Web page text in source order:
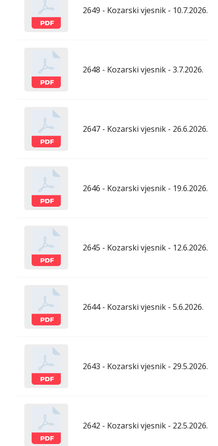
2649 - Kozarski vjesnik - 10.7.2026.
2648 - Kozarski vjesnik - 3.7.2026.
2647 - Kozarski vjesnik - 26.6.2026.
2646 - Kozarski vjesnik - 19.6.2026.
2645 - Kozarski vjesnik - 12.6.2026.
2644 - Kozarski vjesnik - 5.6.2026.
2643 - Kozarski vjesnik - 29.5.2026.
2642 - Kozarski vjesnik - 22.5.2026.